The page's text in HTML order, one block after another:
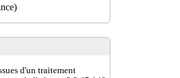
d'un traitement